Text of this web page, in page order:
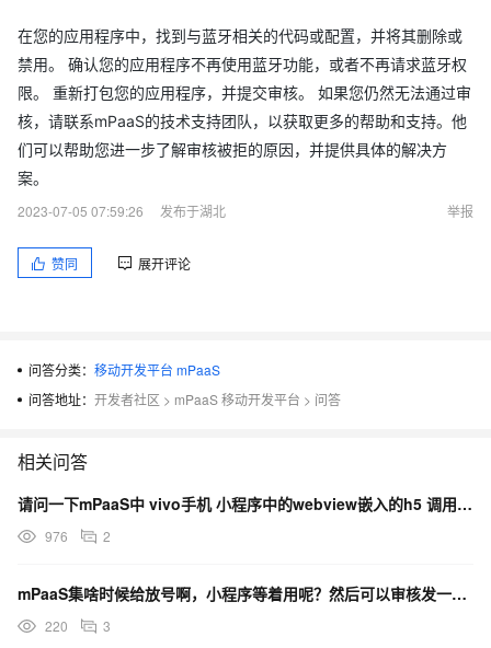
在您的应用程序中，找到与蓝牙相关的代码或配置，并将其删除或
禁用。 确认您的应用程序不再使用蓝牙功能，或者不再请求蓝牙权
限。 重新打包您的应用程序，并提交审核。 如果您仍然无法通过审
核，请联系mPaaS的技术支持团队，以获取更多的帮助和支持。他
们可以帮助您进一步了解审核被拒的原因，并提供具体的解决方
案。
2023-07-05 07:59:26
发布于湖北 举报
赞同 展开评论
问答分类： 移动开发平台 mPaaS
问答地址： 开发者社区 > mPaaS 移动开发平台 > 问答
相关问答
请问一下mPaaS中 vivo手机 小程序中的webview嵌入的h5 调用相机 提示没有权限？
976 2
mPaaS集啥时候给放号啊，小程序等着用呢？然后可以审核发一个uckey给我吗？
220 3